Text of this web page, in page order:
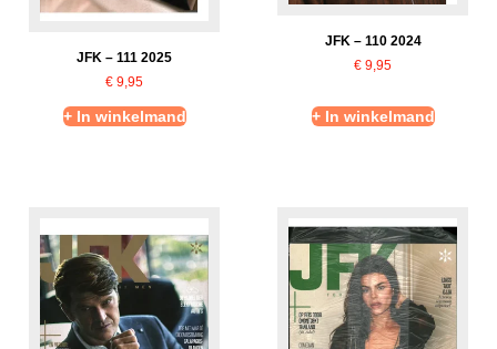
JFK – 111 2025
€ 9,95
+ In winkelmand
JFK – 110 2024
€ 9,95
+ In winkelmand